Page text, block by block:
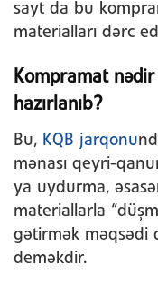
sayt da bu
materialları dərc
Kompramat
hazırlanıb?
Bu, KQB jarqonu
mənası qeyri-
ya uydurma,
materiallarla
gətirmək məqsədi
deməkdir.